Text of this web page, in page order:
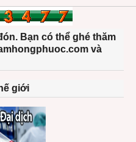
Bạn có thể ghé thăm
và
giới